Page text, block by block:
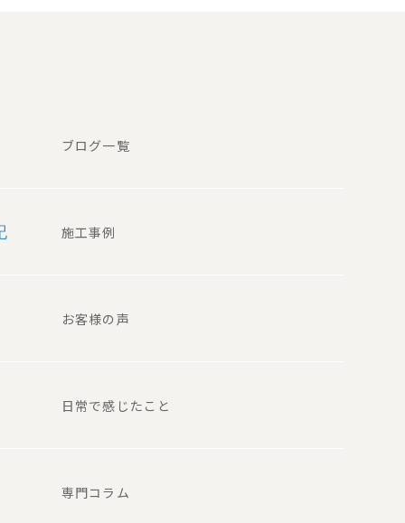
ブログ一覧
施工事例
お客様の声
日常で感じたこと
専門コラム